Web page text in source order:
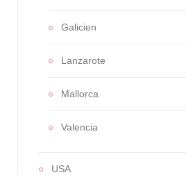
Galicien
Lanzarote
Mallorca
Valencia
USA